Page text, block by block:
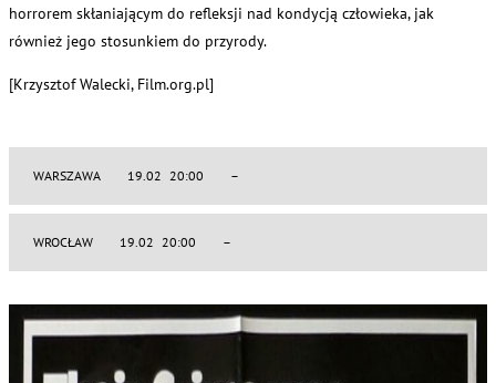
horrorem skłaniającym do refleksji nad kondycją człowieka, jak
również jego stosunkiem do przyrody.
[Krzysztof Walecki, Film.org.pl]
WARSZAWA 19.02 20:00 –
WROCŁAW 19.02 20:00 –